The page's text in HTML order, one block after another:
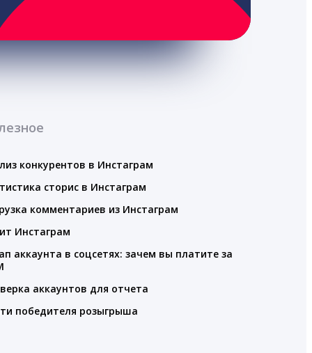
конкурентов в Инстаграм
сторис в Инстаграм
комментариев из Инстаграм
Инстаграм
аккаунта в соцсетях: зачем вы платите за
аккаунтов для отчета
победителя розыгрыша